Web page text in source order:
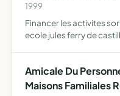
1999
Financer les activites
ecole jules ferry de
Amicale Du
Maisons Familiales